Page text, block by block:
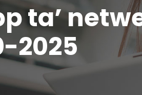
ta’
2025